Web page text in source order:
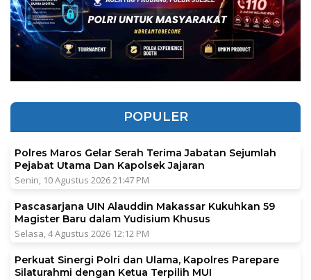
POPULER
Polres Maros Gelar Serah Terima Jabatan Sejumlah
Pejabat Utama Dan Kapolsek Jajaran
Senin, 10 Agustus 2026 21:47 PM
Pascasarjana UIN Alauddin Makassar Kukuhkan 59
Magister Baru dalam Yudisium Khusus
Selasa, 4 Agustus 2026 12:12 PM
Perkuat Sinergi Polri dan Ulama, Kapolres Parepare
Silaturahmi dengan Ketua Terpilih MUI